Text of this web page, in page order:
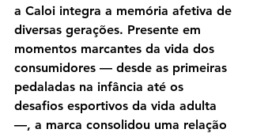
a Caloi integra a memória afetiva de
diversas gerações. Presente em
momentos marcantes da vida dos
consumidores — desde as primeiras
pedaladas na infância até os
desafios esportivos da vida adulta
—, a marca consolidou uma relação